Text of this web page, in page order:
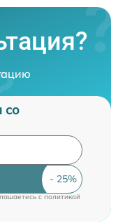
со
cполитикой